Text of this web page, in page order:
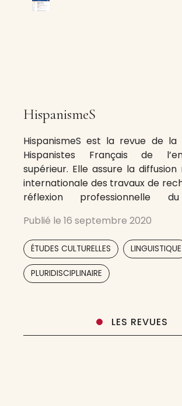
HispanismeS
HispanismeS est la revue de la
Hispanistes Français de
supérieur. Elle assure la
internationale des travaux de
réflexion professionnelle
Congrès, Journées d’Étude ou
avec d’autres sociétés
disciplines du domaine hispanique
Publié le 16 septembre 2020
ÉTUDES CULTURELLES LINGUISTIQUE
PLURIDISCIPLINAIRE
LES REVUES